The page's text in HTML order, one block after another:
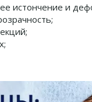
истончение и